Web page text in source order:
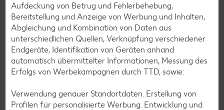
Bananen-Rezepte
Zurück zu allen Rezepten
Aufdeckung von Betrug und Fehlerbehebung,
Bereitstellung und Anzeige von Werbung und Inhalten,
Abgleichung und Kombination von Daten aus
unterschiedlichen Quellen, Verknüpfung verschiedener
Endgeräte, Identifikation von Geräten anhand
automatisch übermittelter Informationen, Messung des
Erfolgs von Werbekampagnen durch TTD, sowie:
Verwendung genauer Standortdaten. Erstellung von
Profilen für personalisierte Werbung. Entwicklung und